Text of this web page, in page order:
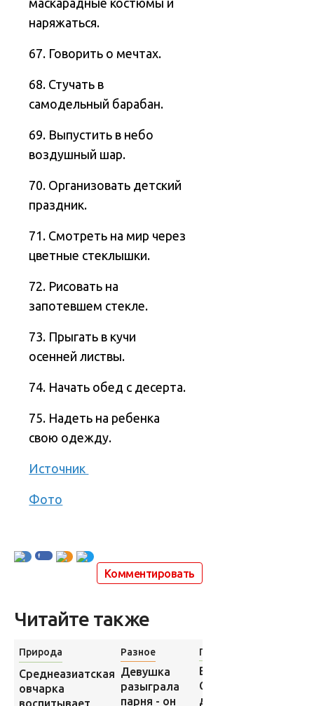
маскарадные костюмы и
наряжаться.
67. Говорить о мечтах.
68. Стучать в
самодельный барабан.
69. Выпустить в небо
воздушный шар.
70. Организовать детский
праздник.
71. Смотреть на мир через
цветные стеклышки.
72. Рисовать на
запотевшем стекле.
73. Прыгать в кучи
осенней листвы.
74. Начать обед с десерта.
75. Надеть на ребенка
свою одежду.
Источник
Фото
Комментировать
Читайте также
Природа
Среднеазиатская
овчарка
воспитывает
Разное
Девушка
разыграла
парня - он
Природа
В зоопарке
США
детёныша